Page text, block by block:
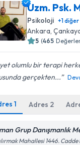
Uzm. Psk.
Psikoloji +1diğer
Ankara,
5 (465
olumlu bir terapi
gerçekten...
1 Adres 2
Grup Danışmanlık
Mahallesi 1446.